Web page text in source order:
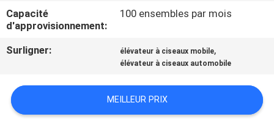
NOUS
CONTACTER
NOUVELLES
Capacité
d'approvisionnement:
100 ensembles par mois
Surligner: élévateur à ciseaux mobile,
élévateur à ciseaux automobile
MEILLEUR PRIX